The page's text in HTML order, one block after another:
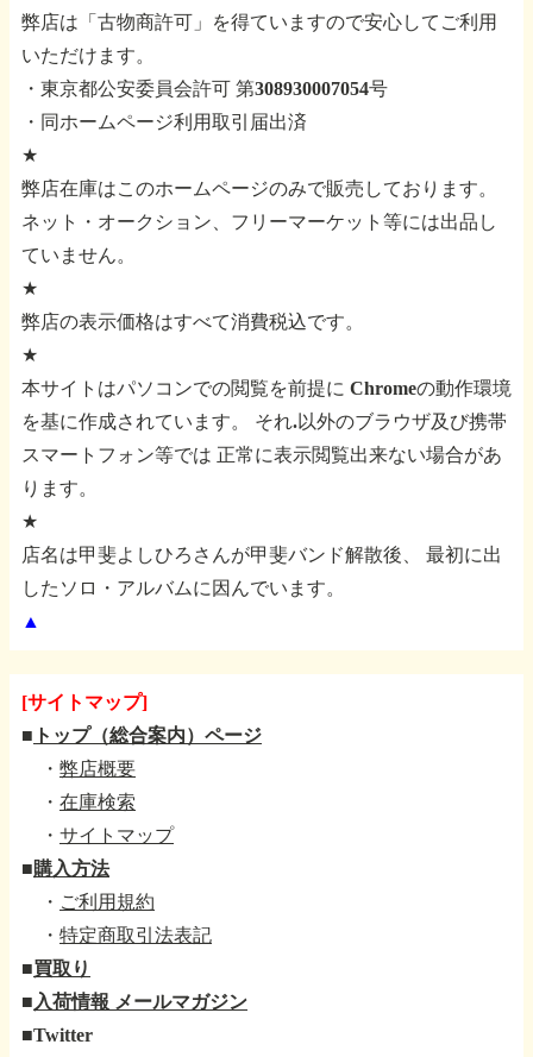
弊店は「古物商許可」を得ていますので安心してご利用
いただけます。
・東京都公安委員会許可 第308930007054号
・同ホームページ利用取引届出済
★
弊店在庫はこのホームページのみで販売しております。
ネット・オークション、フリーマーケット等には出品し
ていません。
★
弊店の表示価格はすべて消費税込です。
★
本サイトはパソコンでの閲覧を前提に Chromeの動作環境
を基に作成されています。
それ.以外のブラウザ及び携帯
スマートフォン等では 正常に表示閲覧出来ない場合があ
ります。
★
店名は甲斐よしひろさんが甲斐バンド解散後、
最初に出
したソロ・アルバムに因んでいます。
▲
[サイトマップ]
■ トップ（総合案内）ページ
・ 弊店概要
・ 在庫検索
・ サイトマップ
■購入方法
・ ご利用規約
・ 特定商取引法表記
■買取り
■ 入荷情報 メールマガジン
■Twitter